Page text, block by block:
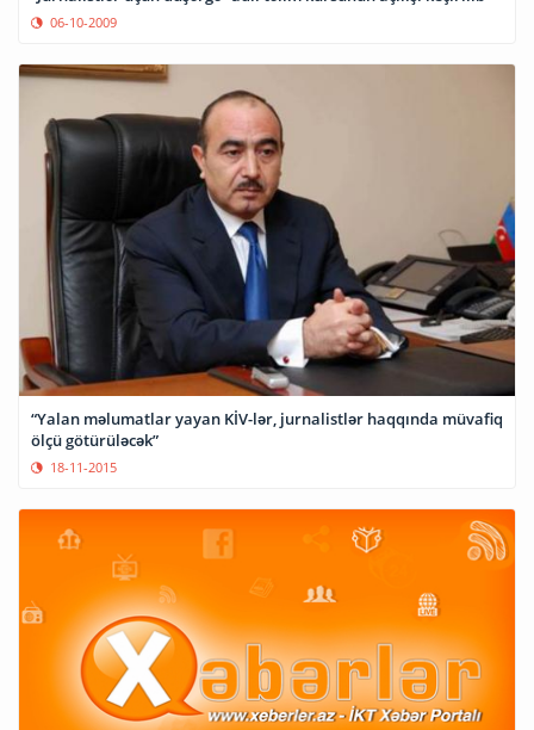
06-10-2009
“Yalan məlumatlar yayan KİV-lər, jurnalistlər haqqında müvafiq
ölçü götürüləcək”
18-11-2015